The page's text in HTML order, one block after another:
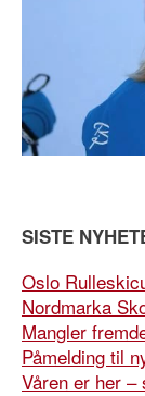
SISTE
Oslo
Nordmarka
Mangler
Påmelding til
Våren er her –